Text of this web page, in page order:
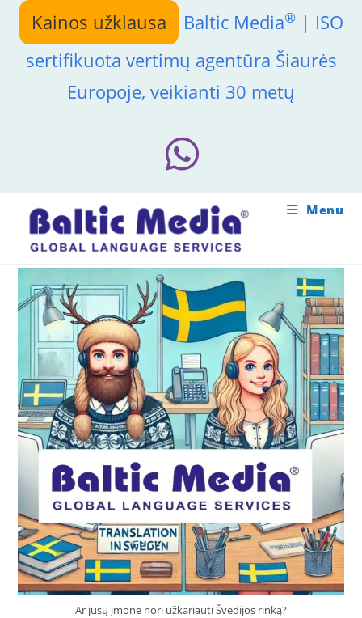
Skip
content
Kainos užklausa Baltic Media®| ISO
sertifikuota vertimų agentūra Šiaurės
Europoje, veikianti 30 metų
Menu
Ar jūsų įmonė nori užkariauti Švedijos rinką?